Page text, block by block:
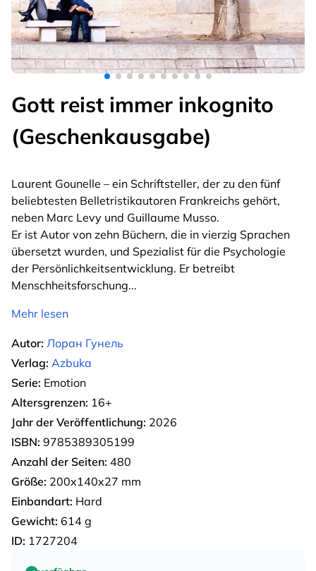
Gott reist immer inkognito
(Geschenkausgabe)
Laurent Gounelle – ein Schriftsteller, der zu den fünf
beliebtesten Belletristikautoren Frankreichs gehört,
neben Marc Levy und Guillaume Musso.
Er ist Autor von zehn Büchern, die in vierzig Sprachen
übersetzt wurden, und Spezialist für die Psychologie
der Persönlichkeitsentwicklung. Er betreibt
Menschheitsforschung...
Mehr lesen
Autor: Лоран Гунель
Verlag: Azbuka
Serie: Emotion
Altersgrenzen: 16+
Jahr der Veröffentlichung: 2026
ISBN: 9785389305199
Anzahl der Seiten: 480
Größe: 200x140x27 mm
Einbandart: Hard
Gewicht: 614 g
ID: 1727204